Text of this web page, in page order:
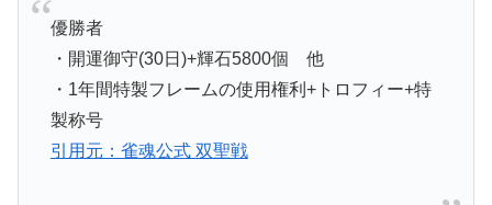
優勝者
・開運御守(30日)+輝石5800個 他
・1年間特製フレームの使用権利+トロフィー+特
製称号
引用元：雀魂公式 双聖戦